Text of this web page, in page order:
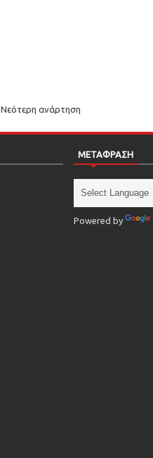
Νεότερη ανάρτηση
ΜΕΤΑΦΡΑΣΗ
Powered by